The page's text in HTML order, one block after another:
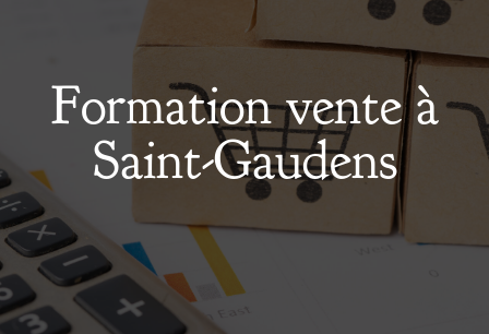
Formation vente à
Saint-Gaudens